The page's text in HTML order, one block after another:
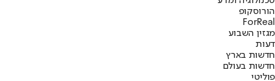
הורוסקופ
ForReal
מגזין השבוע
דעות
חדשות בארץ
חדשות בעולם
פוליטי